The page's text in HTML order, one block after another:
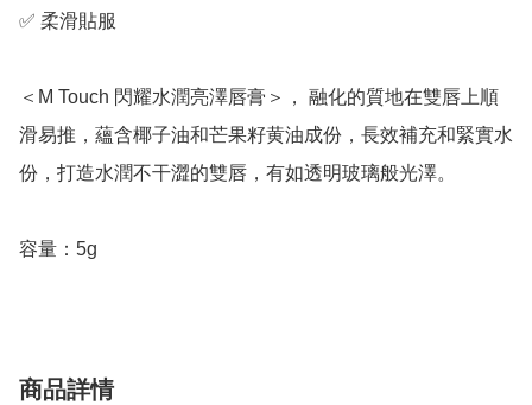
✅ 柔滑貼服
＜M Touch 閃耀水潤亮澤唇膏＞， 融化的質地在雙唇上順
滑易推，蘊含椰子油和芒果籽黄油成份，長效補充和緊實水
份，打造水潤不干澀的雙唇，有如透明玻璃般光澤。
容量：5g
商品詳情